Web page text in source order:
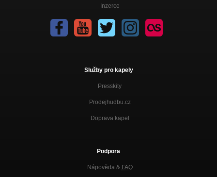
Inzerce
Služby pro kapely
Presskity
Prodejhudbu.cz
Doprava kapel
Podpora
Nápověda & FAQ